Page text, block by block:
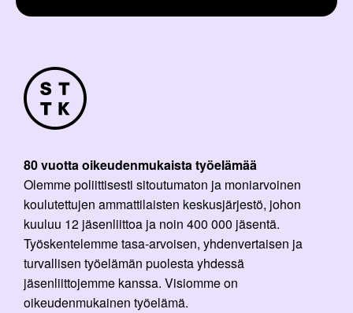
80 vuotta oikeudenmukaista työelämää
Olemme poliittisesti sitoutumaton ja moniarvoinen
koulutettujen ammattilaisten keskusjärjestö, johon
kuuluu 12 jäsenliittoa ja noin 400 000 jäsentä.
Työskentelemme tasa-arvoisen, yhdenvertaisen ja
turvallisen työelämän puolesta yhdessä
jäsenliittojemme kanssa. Visiomme on
oikeudenmukainen työelämä.